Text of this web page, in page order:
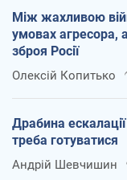
Між жахливою
умовах агресора,
зброя Росії
Олексій Копитько
Драбина
треба готуватися
Андрій Шевчишин